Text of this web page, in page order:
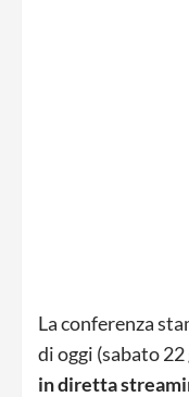
La conferenza
di oggi (sabato 22
indiretta